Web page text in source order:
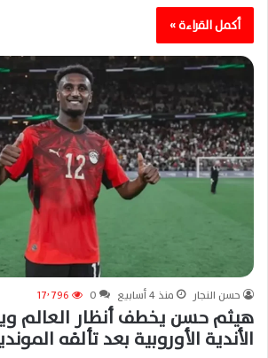
أكمل القراءة »
حسن النجار منذ 4 أسابيع 0 17٬796
هيثم حسن يخطف أنظار العالم
الأندية الأوروبية بعد تألقه